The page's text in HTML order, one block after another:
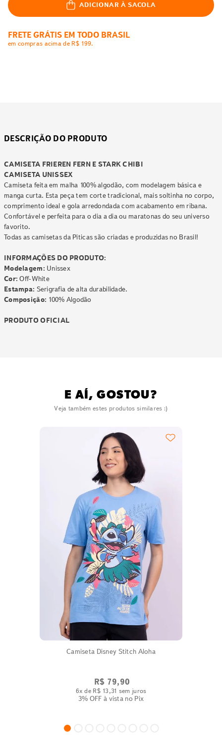
ADICIONAR À SACOLA
FRETE GRÁTIS EM TODO BRASIL
em compras acima de R$ 199.
DESCRIÇÃO DO PRODUTO
CAMISETA FRIEREN FERN E STARK CHIBI
CAMISETA UNISSEX
Camiseta feita em malha 100% algodão, com modelagem básica e
manga curta. Esta peça tem corte tradicional, mais soltinha no corpo,
comprimento ideal e gola arredondada com acabamento em ribana.
Confortável e perfeita para o dia a dia ou maratonas do seu universo
favorito.
Todas as camisetas da Piticas são criadas e produzidas no Brasil!
INFORMAÇÕES DO PRODUTO:
Modelagem: Unissex
Cor: Off-White
Estampa: Serigrafia de alta durabilidade.
Composição: 100% Algodão
PRODUTO OFICIAL
E AÍ, GOSTOU?
Veja também estes produtos similares :)
Camiseta Disney Stitch Aloha
R$ 79,90
6x de R$ 13 ,31 sem juros
3% OFF à vista no Pix